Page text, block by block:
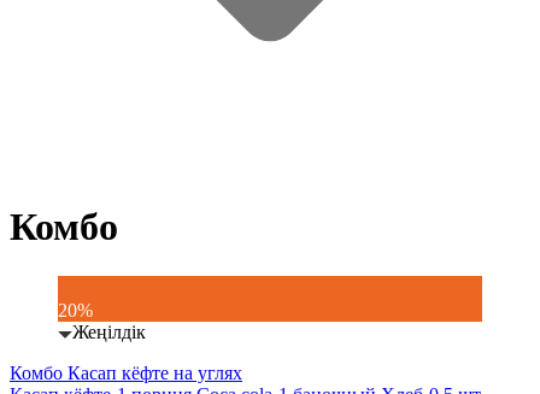
Комбо
20%
Жеңілдік
Комбо Касап кёфте на углях